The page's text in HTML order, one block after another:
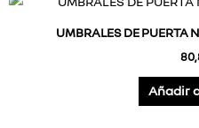
UMBRALES DE PUERTA
Añadir